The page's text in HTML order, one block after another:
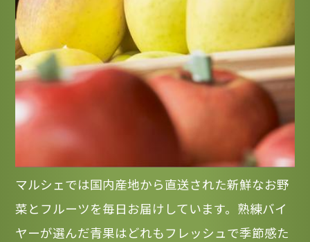
産地直送でフレッシュな野
菜とフルーツを、あなたの
生活に。
マルシェでは国内産地から直送された新鮮なお野
菜とフルーツを毎日お届けしています。熟練バイ
ヤーが選んだ青果はどれもフレッシュで季節感た